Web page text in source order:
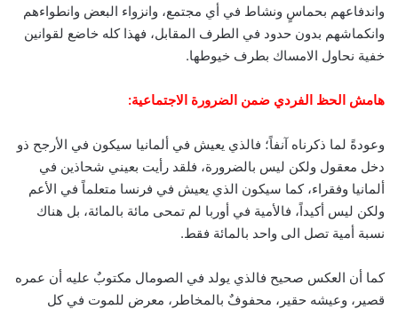
واندفاعهم بحماسٍ ونشاط في أي مجتمع، وانزواء البعض وانطواءهم
وانكماشهم بدون حدود في الطرف المقابل، فهذا كله خاضع لقوانين
خفية نحاول الامساك بطرف خيوطها.
هامش الحظ الفردي ضمن الضرورة الاجتماعية:
وعودةً لما ذكرناه آنفاً؛ فالذي يعيش في ألمانيا سيكون في الأرجح ذو
دخل معقول ولكن ليس بالضرورة، فلقد رأيت بعيني شحاذين في
ألمانيا وفقراء، كما سيكون الذي يعيش في فرنسا متعلماً في الأعم
ولكن ليس أكيداً، فالأمية في أوربا لم تمحى مائة بالمائة، بل هناك
نسبة أمية تصل الى واحد بالمائة فقط.
كما أن العكس صحيح فالذي يولد في الصومال مكتوبٌ عليه أن عمره
قصير، وعيشه حقير، محفوفٌ بالمخاطر، معرض للموت في كل